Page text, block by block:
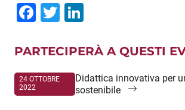
Facebook
Twitter
PARTECIPERÀ A QUESTI
24 OTTOBRE
2022
Didattica innovativa per
sostenibile